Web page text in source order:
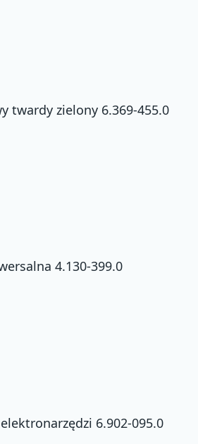
twardy zielony 6.369-455.0
4.130-399.0
6.902-095.0